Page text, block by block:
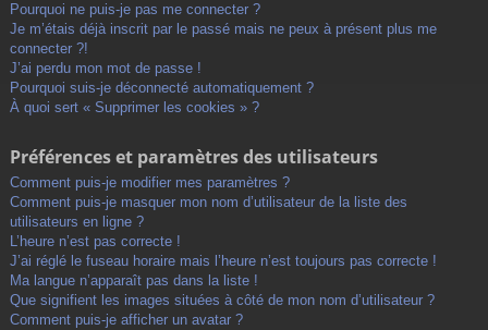
Pourquoi ne puis-je pas me connecter ?
Je m’étais déjà inscrit par le passé mais ne peux à présent plus me
connecter ?!
J’ai perdu mon mot de passe !
Pourquoi suis-je déconnecté automatiquement ?
À quoi sert « Supprimer les cookies » ?
Préférences et paramètres des utilisateurs
Comment puis-je modifier mes paramètres ?
Comment puis-je masquer mon nom d’utilisateur de la liste des
utilisateurs en ligne ?
L’heure n’est pas correcte !
J’ai réglé le fuseau horaire mais l’heure n’est toujours pas correcte !
Ma langue n’apparaît pas dans la liste !
Que signifient les images situées à côté de mon nom d’utilisateur ?
Comment puis-je afficher un avatar ?